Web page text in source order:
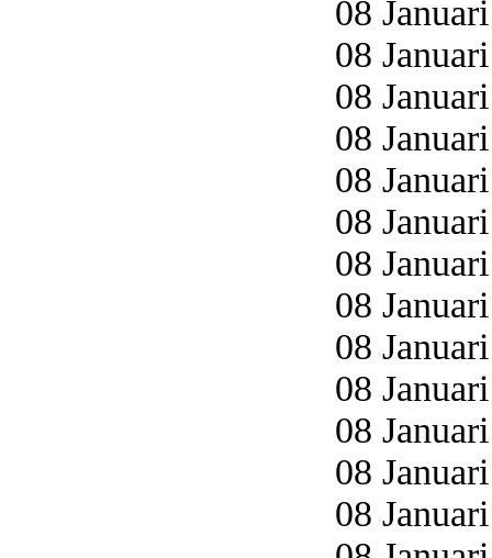
08
08
08
08
08
08
08
08
08
08
08
08
08